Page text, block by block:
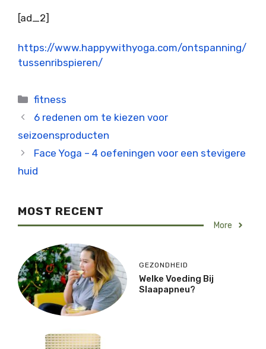
[ad_2]
https://www.happywithyoga.com/ontspanning/
tussenribspieren/
Categorieën
fitness
6 redenen om te kiezen voor
seizoensproducten
Face Yoga – 4 oefeningen voor een stevigere
huid
MOST RECENT
More
GEZONDHEID
Welke Voeding Bij
Slaapapneu?